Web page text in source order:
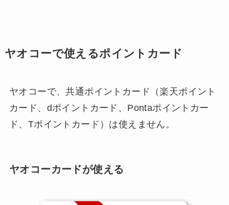
ヤオコーで使えるポイントカード
ヤオコーで、共通ポイントカード（楽天ポイント
カード、dポイントカード、Pontaポイントカー
ド、Tポイントカード）は使えません。
ヤオコーカードが使える